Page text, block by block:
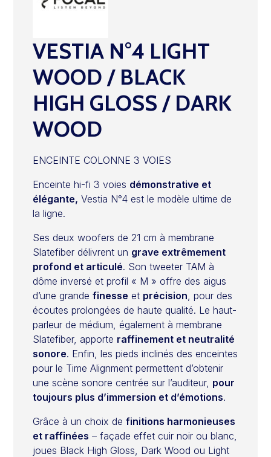
VESTIA N°4 LIGHT
WOOD / BLACK
HIGH GLOSS / DARK
WOOD
ENCEINTE COLONNE 3 VOIES
Enceinte hi-fi 3 voies démonstrative et
élégante, Vestia N°4 est le modèle ultime de
la ligne.
Ses deux woofers de 21 cm à membrane
Slatefiber délivrent un grave extrêmement
profond et articulé. Son tweeter TAM à
dôme inversé et profil « M » offre des aigus
d’une grandefinesse et précision , pour des
écoutes prolongées de haute qualité. Le haut-
parleur de médium, également à membrane
Slatefiber, apporte raffinement et neutralité
sonore. Enfin, les pieds inclinés des enceintes
pour le Time Alignment permettent d’obtenir
une scène sonore centrée sur l’auditeur, pour
toujours plus d’immersion et d’émotions.
Grâce à un choix definitions harmonieuses
et raffinées – façade effet cuir noir ou blanc,
joues Black High Gloss, Dark Wood ou Light